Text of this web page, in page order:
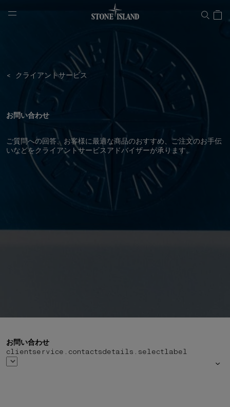
NAVIGATION.ARIA.GOTOMAINCONTENT
< クライアントサービス
お問い合わせ
ご質問への回答、お客様に最適な商品のおすすめ、ご注文のお手伝
いなどをクライアントサービスアドバイザーが承ります。
お問い合わせ
clientservice.contactsdetails.selectlabel